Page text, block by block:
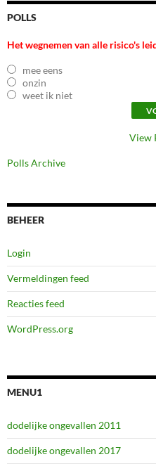
POLLS
Het wegnemen van alle risico's
mee eens
onzin
weet ik niet
View
Polls Archive
BEHEER
Login
Vermeldingen feed
Reacties feed
WordPress.org
MENU1
dodelijke ongevallen 2011
dodelijke ongevallen 2017